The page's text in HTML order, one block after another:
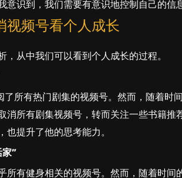
意识到，我们需要有意识地控制自己的信
视频号看个人成长
从中我们可以看到个人成长的过程。
了所有热门剧集的视频号。然而，随着时
消所有剧集视频号，转而关注一些书籍推
提升了他的思考能力。
家”
所有健身相关的视频号。然而，随着时间